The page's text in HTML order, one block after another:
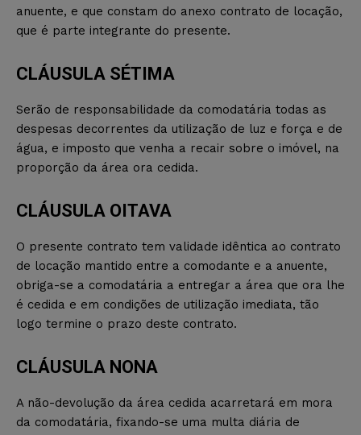
anuente, e que constam do anexo contrato de locação,
que é parte integrante do presente.
CLÁUSULA SÉTIMA
Serão de responsabilidade da comodatária todas as
despesas decorrentes da utilização de luz e força e de
água, e imposto que venha a recair sobre o imóvel, na
proporção da área ora cedida.
CLÁUSULA OITAVA
O presente contrato tem validade idêntica ao contrato
de locação mantido entre a comodante e a anuente,
obriga-se a comodatária a entregar a área que ora lhe
é cedida e em condições de utilização imediata, tão
logo termine o prazo deste contrato.
CLÁUSULA NONA
A não-devolução da área cedida acarretará em mora
da comodatária, fixando-se uma multa diária de